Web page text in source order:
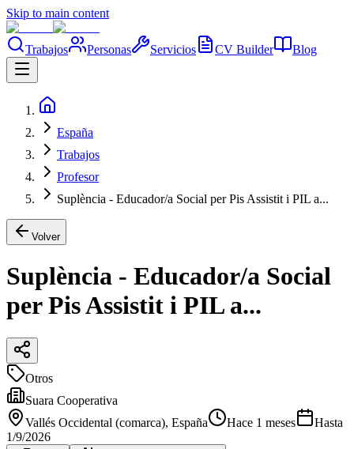
Skip to main content
Trabajos Personas Servicios CV Builder Blog
España
Trabajos
Profesor
Suplència - Educador/a Social per Pis Assistit i PIL a...
Volver
Suplència - Educador/a Social
per Pis Assistit i PIL a...
Otros
Suara Cooperativa
Vallés Occidental (comarca), España Hace 1 meses
Hasta
1/9/2026